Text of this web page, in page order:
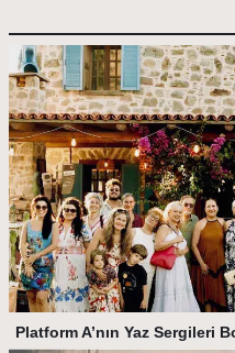
Platform A’nın Yaz Sergileri